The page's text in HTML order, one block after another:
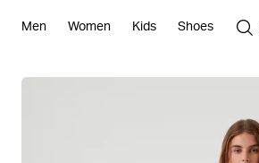
Men Women Kids Shoes